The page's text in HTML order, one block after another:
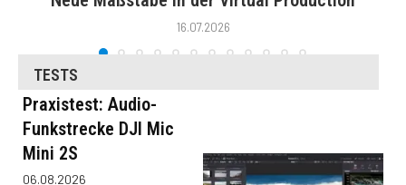
16.07.2026
TESTS
Praxistest: Audio-
Funkstrecke DJI Mic
Mini 2S
06.08.2026